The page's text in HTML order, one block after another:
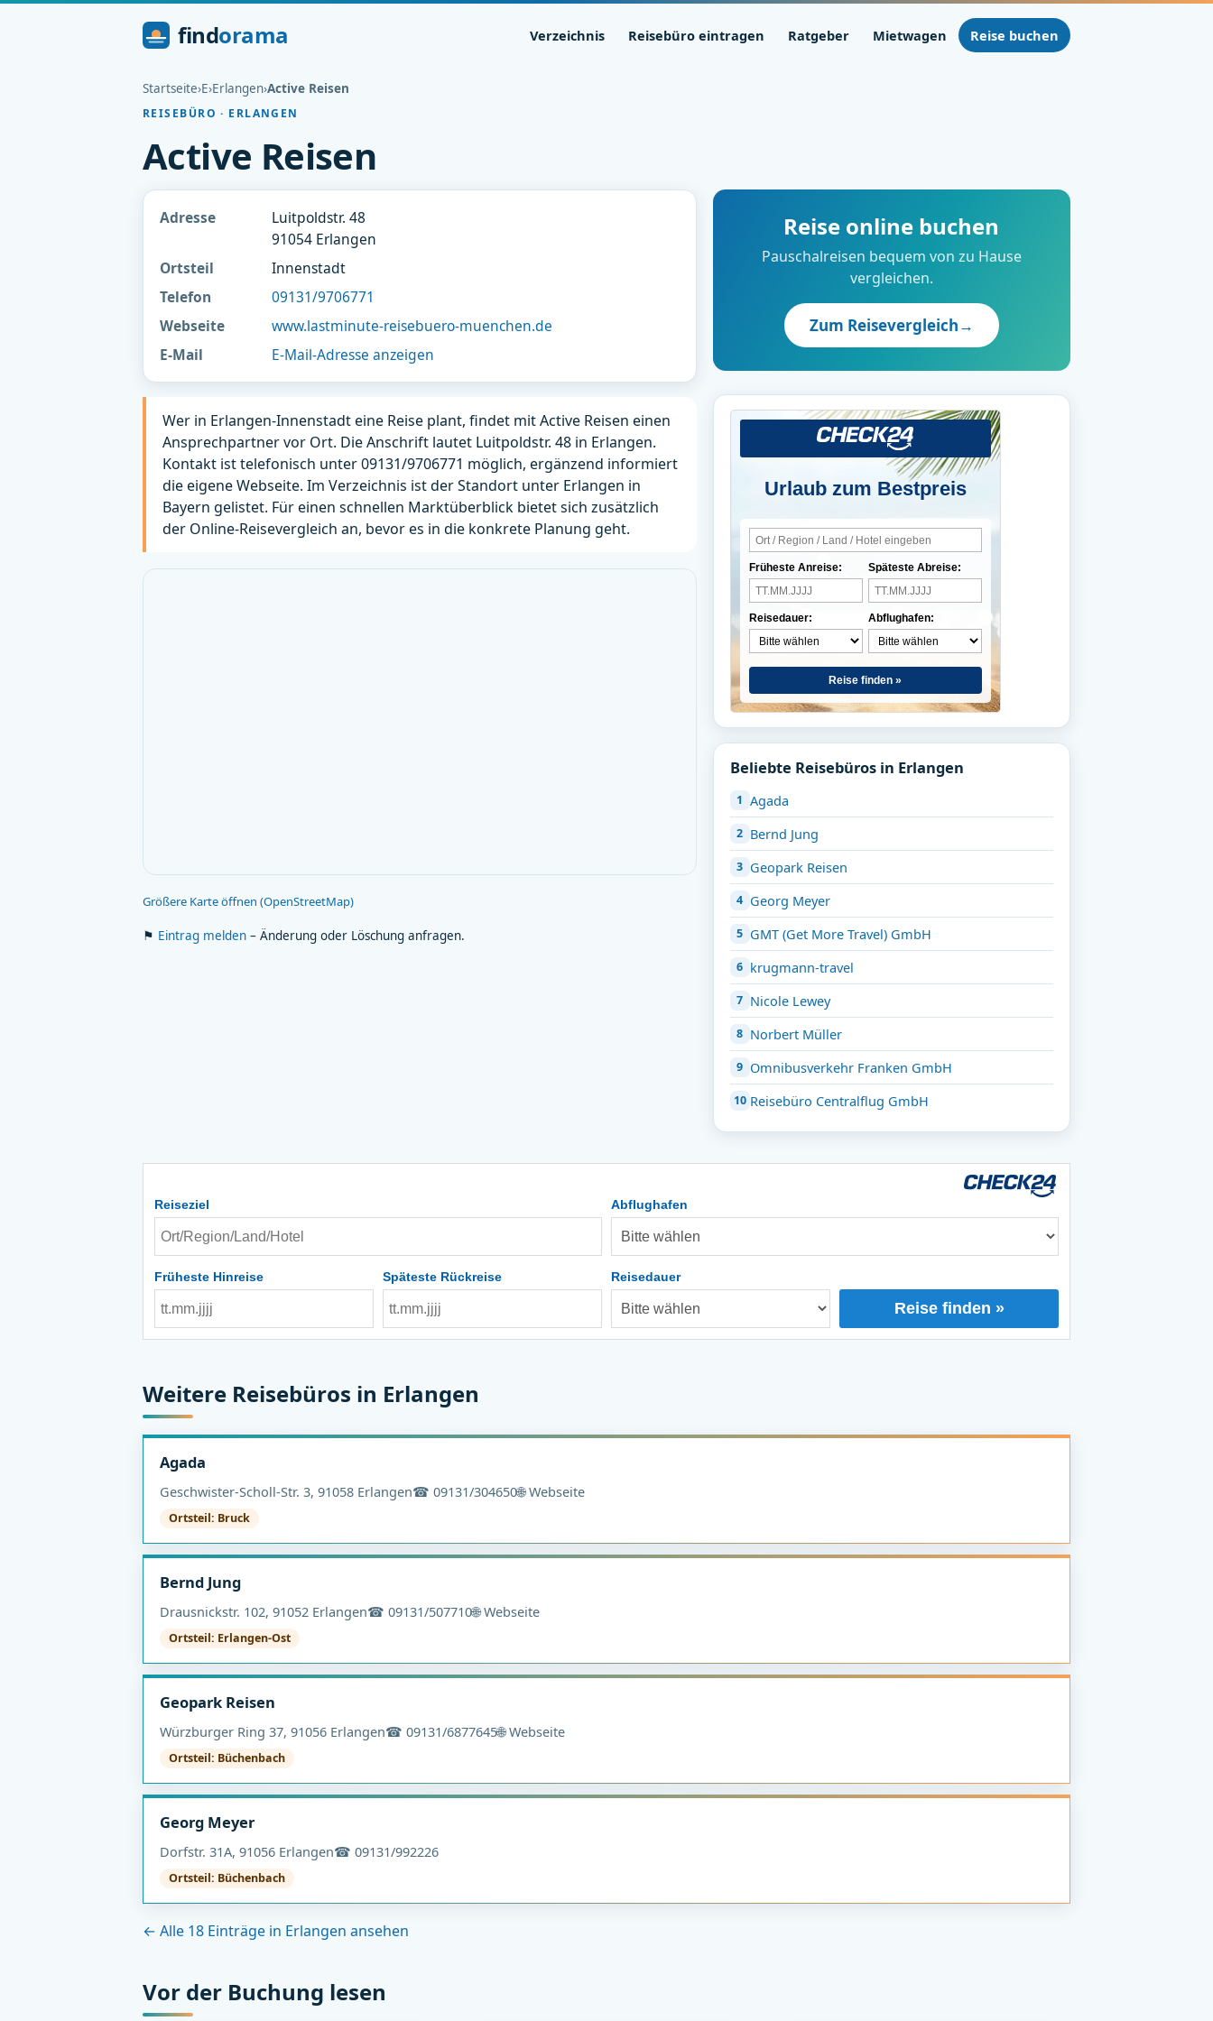
findorama Verzeichnis Reisebüro eintragen Ratgeber Mietwagen Reise buchen
Startseite›E›Erlangen›Active Reisen
REISEBÜRO · ERLANGEN
Active Reisen
Adresse
Luitpoldstr. 48
91054 Erlangen
Ortsteil
Innenstadt
Telefon
09131/9706771
Webseite
www.lastminute-reisebuero-muenchen.de
E-Mail
E-Mail-Adresse anzeigen
Wer in Erlangen-Innenstadt eine Reise plant, findet mit Active Reisen einen
Ansprechpartner vor Ort. Die Anschrift lautet Luitpoldstr. 48 in Erlangen.
Kontakt ist telefonisch unter 09131/9706771 möglich, ergänzend informiert
die eigene Webseite. Im Verzeichnis ist der Standort unter Erlangen in
Bayern gelistet. Für einen schnellen Marktüberblick bietet sich zusätzlich
der Online-Reisevergleich an, bevor es in die konkrete Planung geht.
Größere Karte öffnen (OpenStreetMap)
⚑ Eintrag melden – Änderung oder Löschung anfragen.
Reise online buchen
Pauschalreisen bequem von zu Hause
vergleichen.
Zum Reisevergleich→
Urlaub zum Bestpreis
Früheste Anreise:
Reisedauer:
Späteste Abreise:
Abflughafen:
Reise finden »
Beliebte Reisebüros in Erlangen
Agada
Bernd Jung
Geopark Reisen
Georg Meyer
GMT (Get More Travel) GmbH
krugmann-travel
Nicole Lewey
Norbert Müller
Omnibusverkehr Franken GmbH
Reisebüro Centralflug GmbH
Reiseziel Abflughafen
Früheste Hinreise Späteste Rückreise Reisedauer
Reise finden »
Weitere Reisebüros in Erlangen
Agada
Geschwister-Scholl-Str. 3, 91058 Erlangen☎ 09131/304650🌐 Webseite
Ortsteil: Bruck
Bernd Jung
Drausnickstr. 102, 91052 Erlangen☎ 09131/507710🌐 Webseite
Ortsteil: Erlangen-Ost
Geopark Reisen
Würzburger Ring 37, 91056 Erlangen☎ 09131/6877645🌐 Webseite
Ortsteil: Büchenbach
Georg Meyer
Dorfstr. 31A, 91056 Erlangen☎ 09131/992226
Ortsteil: Büchenbach
← Alle 18 Einträge in Erlangen ansehen
Vor der Buchung lesen